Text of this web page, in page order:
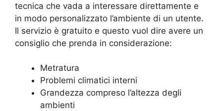
tecnica che vada a interessare direttamente e
in modo personalizzato l’ambiente di un utente.
Il servizio è gratuito e questo vuol dire avere un
consiglio che prenda in considerazione:
Metratura
Problemi climatici interni
Grandezza compreso l’altezza degli
ambienti